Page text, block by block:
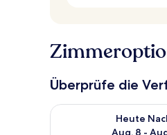
Überprüfe die
Heute
Aug. 8 -
Überprüfe die